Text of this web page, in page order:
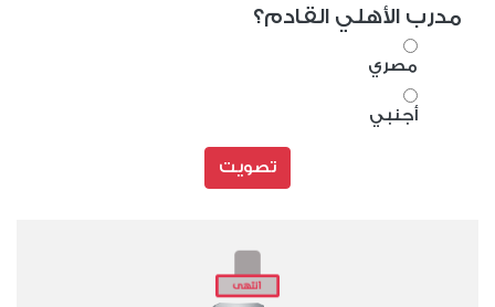
مدرب الأهلي القادم؟
مصري
أجنبي
تصويت